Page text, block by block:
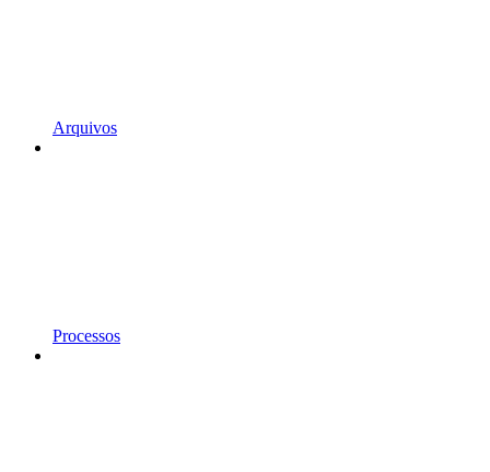
Arquivos
Processos